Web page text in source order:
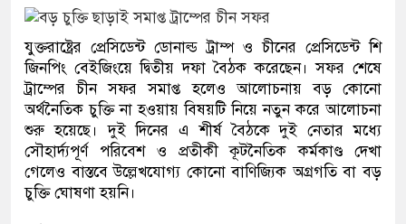
যুক্তরাষ্ট্রের প্রেসিডেন্ট ডোনাল্ড ট্রাম্প ও চীনের প্রেসিডেন্ট শি
জিনপিং বেইজিংয়ে দ্বিতীয় দফা বৈঠক করেছেন। সফর শেষে
ট্রাম্পের চীন সফর সমাপ্ত হলেও আলোচনায় বড় কোনো
অর্থনৈতিক চুক্তি না হওয়ায় বিষয়টি নিয়ে নতুন করে আলোচনা
শুরু হয়েছে। দুই দিনের এ শীর্ষ বৈঠকে দুই নেতার মধ্যে
সৌহার্দ্যপূর্ণ পরিবেশ ও প্রতীকী কূটনৈতিক কর্মকাণ্ড দেখা
গেলেও বাস্তবে উল্লেখযোগ্য কোনো বাণিজ্যিক অগ্রগতি বা বড়
চুক্তি ঘোষণা হয়নি।